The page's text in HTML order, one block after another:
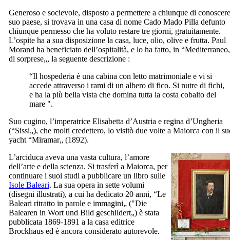
Generoso e socievole, disposto a permettere a chiunque di
suo paese, si trovava in una casa di nome Cado Mado Pilla defunto
chiunque permesso che ha voluto restare tre giorni, gratuitamente.
L’ospite ha a sua disposizione la casa, luce, olio, olive e frutta. Paul
Morand ha beneficiato dell’ospitalità, e lo ha fatto, in “
di sorprese„, la seguente descrizione :
“Il hospederia è una cabina con letto matrimoniale e vi si
accede attraverso i rami di un albero di fico. Si nutre di fichi,
e ha la più bella vista che domina tutta la costa cobalto del
mare ".
Suo cugino, l’imperatrice Elisabetta d’Austria e regina d’Ungheria
(“Sissi„), che molti credettero, lo visitò due volte a Maiorca con il
yacht “Miramar„ (1892).
L’arciduca aveva una vasta cultura, l’amore
dell’arte e della scienza. Si trasferì a Maiorca, per
continuare i suoi studi a pubblicare un libro sulle
Isole Baleari. La sua opera in sette volumi
(disegni illustrati), a cui ha dedicato 20 anni, “Le
Baleari ritratto in parole e immagini„ ("Die
Balearen in Wort und Bild geschildert„) è stata
pubblicata 1869-1891 a la casa editrice
Brockhaus ed è ancora considerato autorevole.